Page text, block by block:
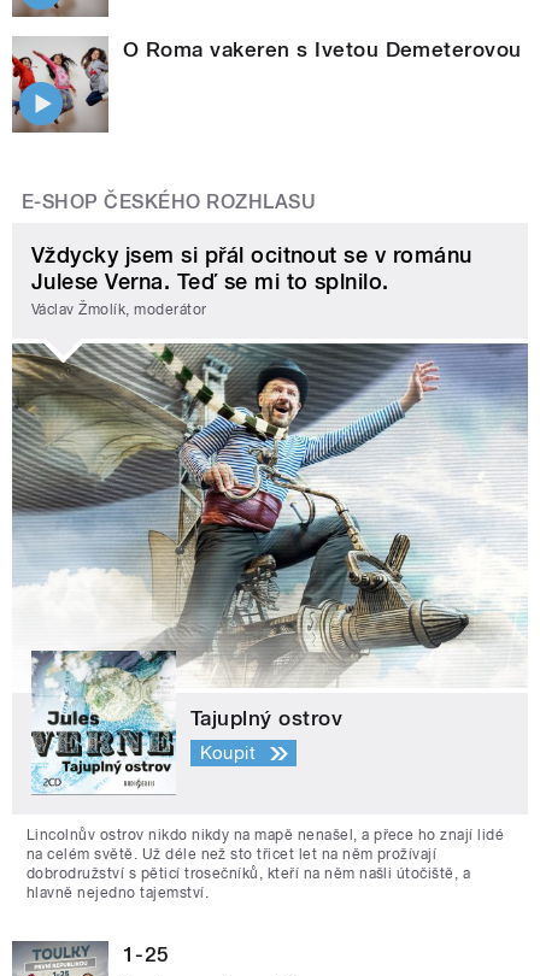
O Roma vakeren s Ivetou Demeterovou
E-SHOP ČESKÉHO ROZHLASU
Vždycky jsem si přál ocitnout se v románu
Julese Verna. Teď se mi to splnilo.
Václav Žmolík, moderátor
Tajuplný ostrov
Koupit
Lincolnův ostrov nikdo nikdy na mapě nenašel, a přece ho znají lidé
na celém světě. Už déle než sto třicet let na něm prožívají
dobrodružství s pěticí trosečníků, kteří na něm našli útočiště, a
hlavně nejedno tajemství.
1-25